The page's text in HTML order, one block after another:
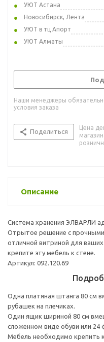
УЮТ Астана
Новосибирск, Лента
УЮТ в тц Апорт
УЮТ Алматы
Наши менеджеры
условия заказа
Поделиться
Цена
Описание
Система хранения ЭЛВАРЛИ
Отрытое решение с прочными
отличной витриной для
крепите эту мебель к стене.
Артикул: 092.120.69
Одна платяная штанга 80 см
рубашек на плечиках.
Один ящик шириной 80 см
сложенном виде обуви или 24
Мебель необходимо крепить к